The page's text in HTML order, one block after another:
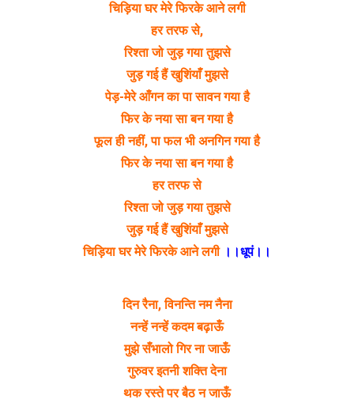
चिड़िया घर मेरे फिरके आने लगी
हर तरफ से,
रिश्ता जो जुड़ गया तुझसे
जुड़ गई हैं खुशिंयाँ मुझसे
पेड़-मेरे आँगन का पा सावन गया है
फिर के नया सा बन गया है
फूल ही नहीं, पा फल भी अनगिन गया है
फिर के नया सा बन गया है
हर तरफ से
रिश्ता जो जुड़ गया तुझसे
जुड़ गई हैं खुशिंयाँ मुझसे
चिड़िया घर मेरे फिरके आने लगी ।।धूपं।।
दिन रैना, विनन्ति नम नैना
नन्हें नन्हें कदम बढ़ाऊँ
मुझे सँभालो गिर ना जाऊँ
गुरुवर इतनी शक्ति देना
थक रस्ते पर बैठ न जाऊँ